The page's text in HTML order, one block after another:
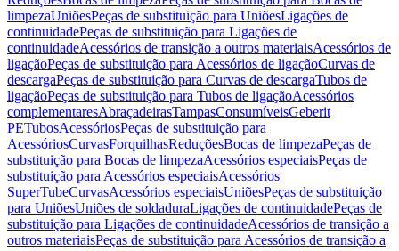
limpezaUniõesPeças de substituição para UniõesLigações de
continuidadePeças de substituição para Ligações de
continuidadeAcessórios de transição a outros materiaisAcessórios de
ligaçãoPeças de substituição para Acessórios de ligaçãoCurvas de
descargaPeças de substituição para Curvas de descargaTubos de
ligaçãoPeças de substituição para Tubos de ligaçãoAcessórios
complementaresAbraçadeirasTampasConsumíveisGeberit
PETubosAcessóriosPeças de substituição para
AcessóriosCurvasForquilhasReduçõesBocas de limpezaPeças de
substituição para Bocas de limpezaAcessórios especiaisPeças de
substituição para Acessórios especiaisAcessórios
SuperTubeCurvasAcessórios especiaisUniõesPeças de substituição
para UniõesUniões de soldaduraLigações de continuidadePeças de
substituição para Ligações de continuidadeAcessórios de transição a
outros materiaisPeças de substituição para Acessórios de transição a